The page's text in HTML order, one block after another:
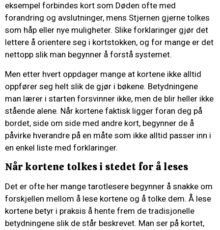
eksempel forbindes kort som Døden ofte med
forandring og avslutninger, mens Stjernen gjerne tolkes
som håp eller nye muligheter. Slike forklaringer gjør det
lettere å orientere seg i kortstokken, og for mange er det
nettopp slik man begynner å forstå systemet.
Men etter hvert oppdager mange at kortene ikke alltid
oppfører seg helt slik de gjør i bøkene. Betydningene
man lærer i starten forsvinner ikke, men de blir heller ikke
stående alene. Når kortene faktisk ligger foran deg på
bordet, side om side med andre kort, begynner de å
påvirke hverandre på en måte som ikke alltid passer inn i
en enkel liste med forklaringer.
Når kortene tolkes i stedet for å leses
Det er ofte her mange tarotlesere begynner å snakke om
forskjellen mellom å lese kortene og å tolke dem. Å lese
kortene betyr i praksis å hente frem de tradisjonelle
betydningene slik de står beskrevet. Man ser på kortet,